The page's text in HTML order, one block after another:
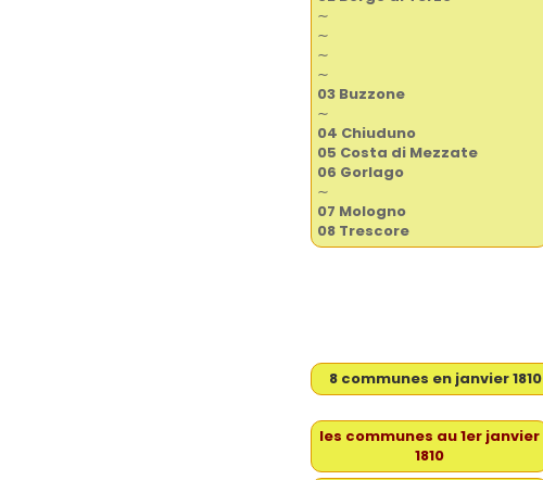
∼
∼
∼
∼
03 Buzzone
∼
04 Chiuduno
05 Costa di Mezzate
06 Gorlago
∼
07 Mologno
08 Trescore
8 communes en janvier 1810
les communes au 1er janvier
1810